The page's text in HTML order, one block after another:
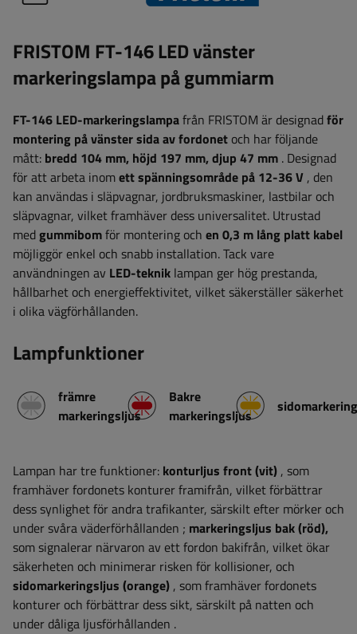
FRISTOM FT-146 LED vänster
markeringslampa på gummiarm
FT-146 LED-markeringslampafrån FRISTOM är designadför
montering på vänster sida av fordonet och har följande
mått: bredd 104 mm, höjd 197 mm, djup 47 mm . Designad
för att arbeta inomett spänningsområde på 12-36 V , den
kan användas i släpvagnar, jordbruksmaskiner, lastbilar och
släpvagnar, vilket framhäver dess universalitet. Utrustad
medgummibomför montering och en 0,3 m lång platt kabel
möjliggör enkel och snabb installation.Tack vare
användningen av LED-teknik lampan ger hög prestanda,
hållbarhet och energieffektivitet, vilket säkerställer säkerhet
i olika vägförhållanden.
Lampfunktioner
främre
markeringsljus
Bakre
markeringsljus
Lampan har tre funktioner: konturljus front (vit) , som
framhäver fordonets konturer framifrån, vilket förbättrar
dess synlighet för andra trafikanter, särskilt efter mörker och
under svåra väderförhållanden ; markeringsljus bak (röd),
som signalerar närvaron av ett fordon bakifrån, vilket ökar
säkerheten och minimerar risken för kollisioner, och
sidomarkeringsljus (orange) , som framhäver fordonets
konturer och förbättrar dess sikt, särskilt på natten och
under dåliga ljusförhållanden .